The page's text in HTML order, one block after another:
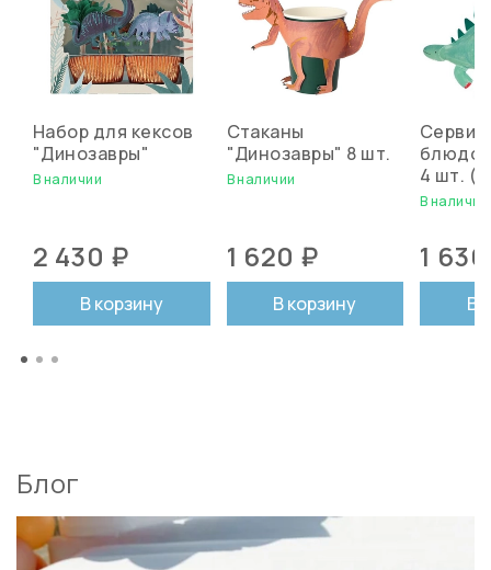
Набор для кексов
"Динозавры"
В наличии
2 430 ₽
В корзину
Стаканы
"Динозавры" 8 шт.
В наличии
1 620 ₽
В корзину
блюдо
4 шт.
В наличии
1
В
Блог